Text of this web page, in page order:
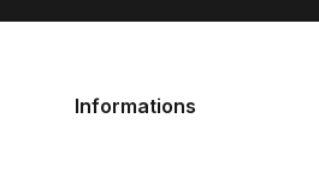
Informations